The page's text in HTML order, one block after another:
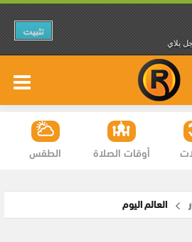
بلاي
تثبيت
الطقس أوقات الصلاة
العالم اليوم